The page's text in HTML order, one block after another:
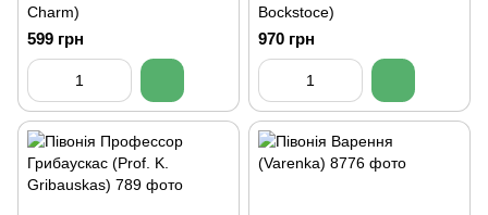
Charm)
599 грн
Bockstoce)
970 грн